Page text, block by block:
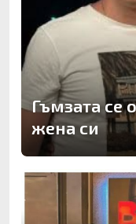
Гъмзата се
жена си